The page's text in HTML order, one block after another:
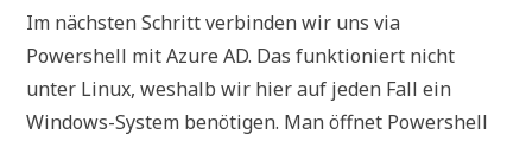
Im nächsten Schritt verbinden wir uns via
Powershell mit Azure AD. Das funktioniert nicht
unter Linux, weshalb wir hier auf jeden Fall ein
Windows-System benötigen. Man öffnet Powershell